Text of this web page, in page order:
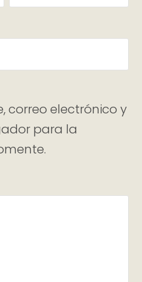
correo electrónico y
para la